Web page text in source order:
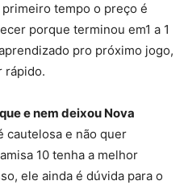
tempo o preço é
porque terminou em1 a 1
pro próximo jogo,
rápido.
e nem deixou Nova
cautelosa e não quer
10 tenha a melhor
ele ainda é dúvida para o